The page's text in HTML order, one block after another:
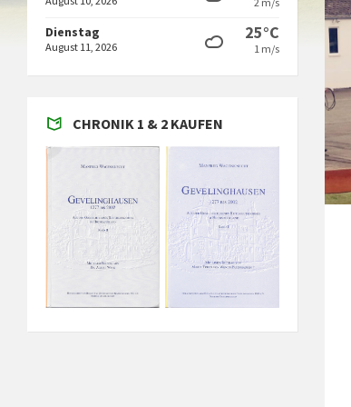
Dienstag
August 11, 2026
25°C
1 m/s
CHRONIK 1 & 2 KAUFEN